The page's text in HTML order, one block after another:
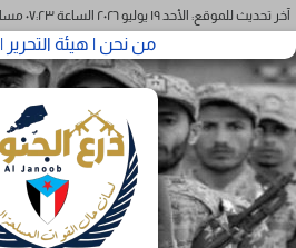
آخر تحديث للموقع: الأحد ١٩ يوليو ٢٠٢٦ الساعة ٠٧:٢٣ مساءً
من نحن | هيئة التحرير |